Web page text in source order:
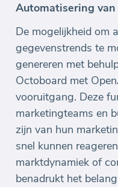
Automatisering
De mogelijkheid om
gegevenstrends te
genereren met
Octoboard met
vooruitgang. Deze
marketingteams en
zijn van hun
snel kunnen
marktdynamiek of
benadrukt het